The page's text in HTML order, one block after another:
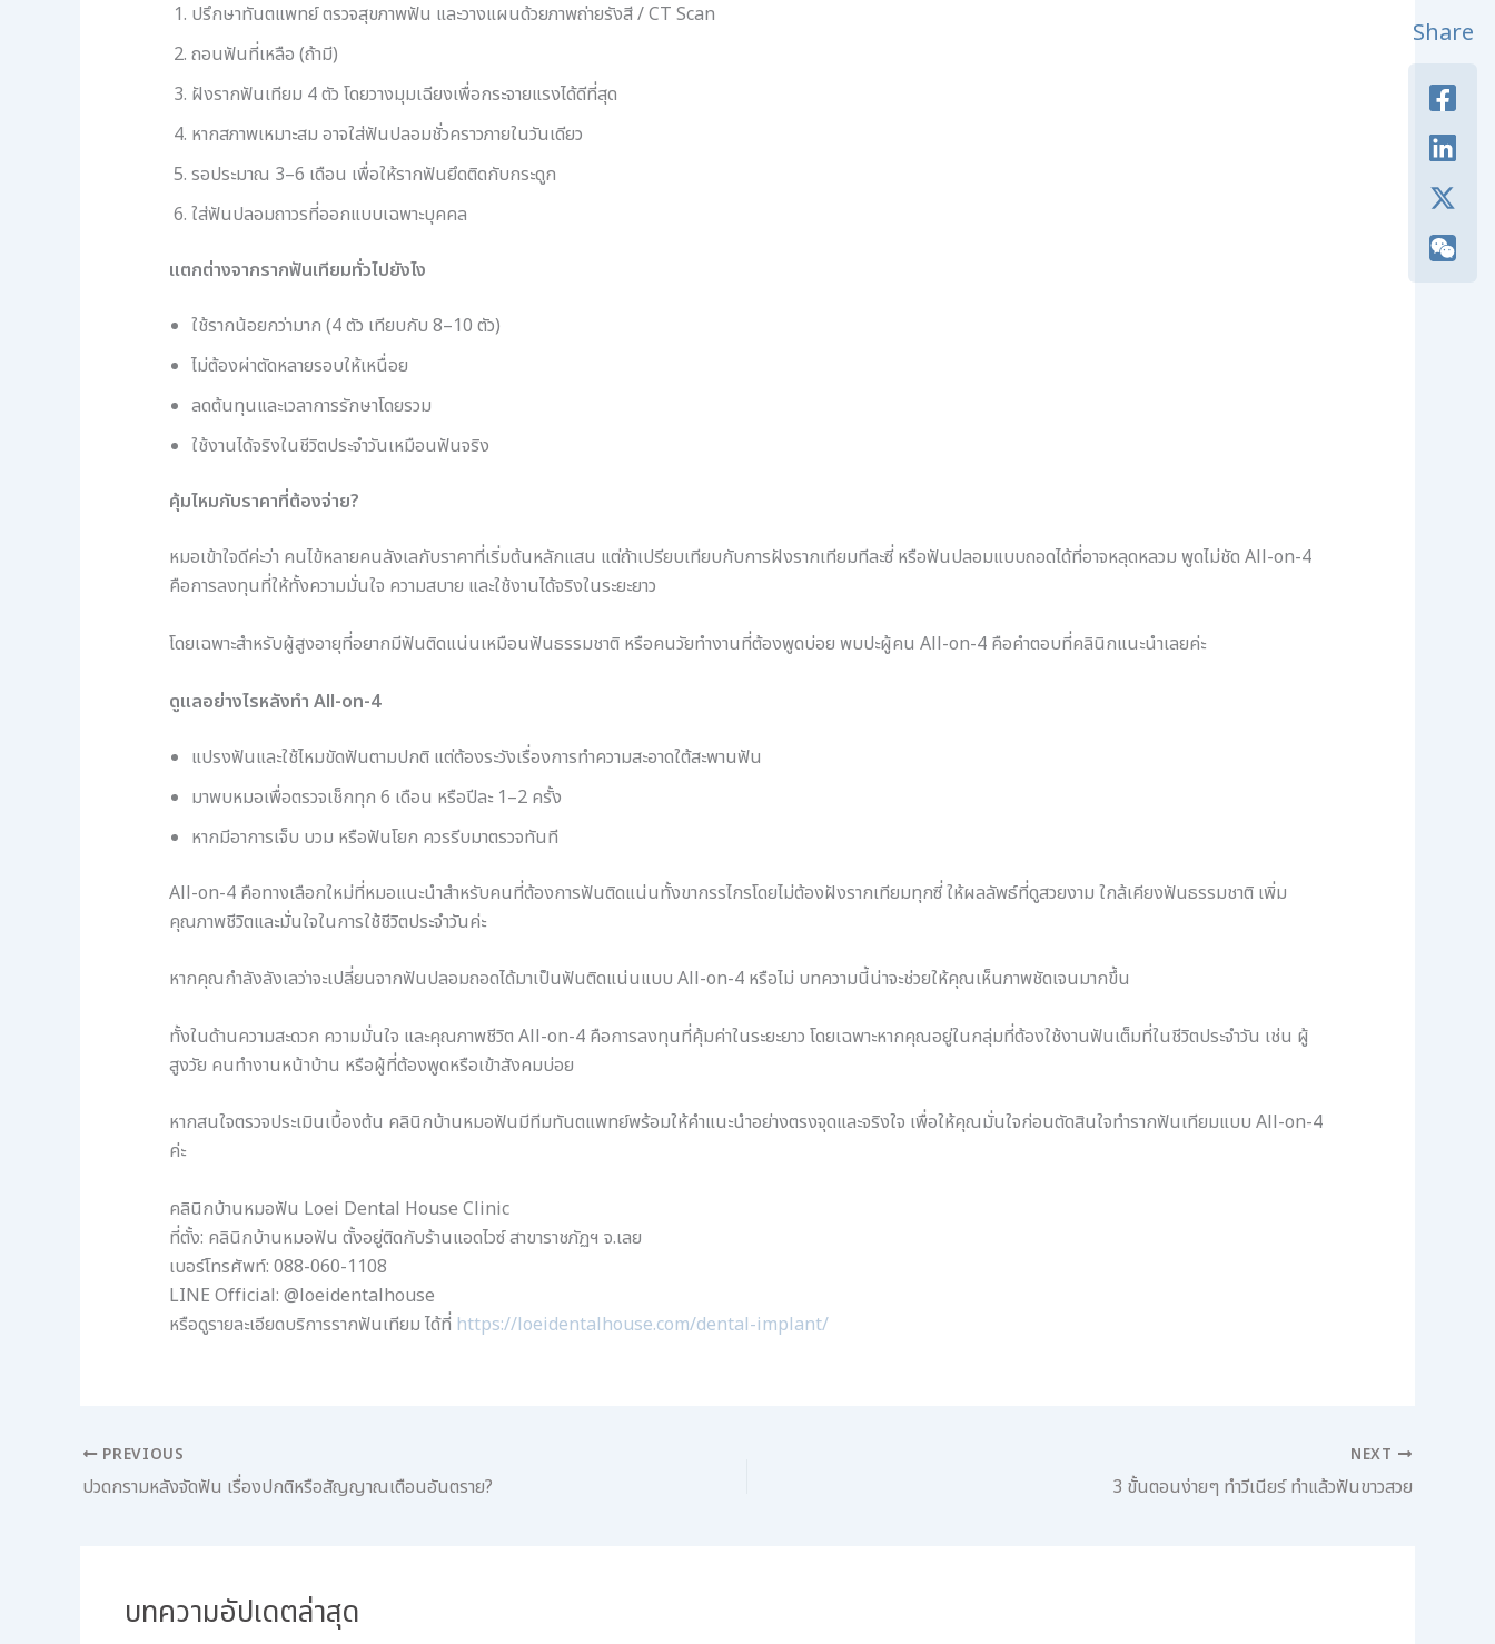
ปรึกษาทันตแพทย์ ตรวจสุขภาพฟัน และวางแผนด้วยภาพถ่ายรังสี / CT Scan
ถอนฟันที่เหลือ (ถ้ามี)
ฝังรากฟันเทียม 4 ตัว โดยวางมุมเฉียงเพื่อกระจายแรงได้ดีที่สุด
หากสภาพเหมาะสม อาจใส่ฟันปลอมชั่วคราวภายในวันเดียว
รอประมาณ 3–6 เดือน เพื่อให้รากฟันยึดติดกับกระดูก
ใส่ฟันปลอมถาวรที่ออกแบบเฉพาะบุคคล
แตกต่างจากรากฟันเทียมทั่วไปยังไง
ใช้รากน้อยกว่ามาก (4 ตัว เทียบกับ 8–10 ตัว)
ไม่ต้องผ่าตัดหลายรอบให้เหนื่อย
ลดต้นทุนและเวลาการรักษาโดยรวม
ใช้งานได้จริงในชีวิตประจำวันเหมือนฟันจริง
คุ้มไหมกับราคาที่ต้องจ่าย?
หมอเข้าใจดีค่ะว่า คนไข้หลายคนลังเลกับราคาที่เริ่มต้นหลักแสน แต่ถ้าเปรียบเทียบกับการฝังรากเทียมทีละซี่ หรือฟันปลอมแบบถอดได้ที่อาจหลุดหลวม พูดไม่ชัด All-on-4
คือการลงทุนที่ให้ทั้งความมั่นใจ ความสบาย และใช้งานได้จริงในระยะยาว
โดยเฉพาะสำหรับผู้สูงอายุที่อยากมีฟันติดแน่นเหมือนฟันธรรมชาติ หรือคนวัยทำงานที่ต้องพูดบ่อย พบปะผู้คน All-on-4 คือคำตอบที่คลินิกแนะนำเลยค่ะ
ดูแลอย่างไรหลังทำ All-on-4
แปรงฟันและใช้ไหมขัดฟันตามปกติ แต่ต้องระวังเรื่องการทำความสะอาดใต้สะพานฟัน
มาพบหมอเพื่อตรวจเช็กทุก 6 เดือน หรือปีละ 1–2 ครั้ง
หากมีอาการเจ็บ บวม หรือฟันโยก ควรรีบมาตรวจทันที
All-on-4 คือทางเลือกใหม่ที่หมอแนะนำสำหรับคนที่ต้องการฟันติดแน่นทั้งขากรรไกรโดยไม่ต้องฝังรากเทียมทุกซี่ ให้ผลลัพธ์ที่ดูสวยงาม ใกล้เคียงฟันธรรมชาติ เพิ่ม
คุณภาพชีวิตและมั่นใจในการใช้ชีวิตประจำวันค่ะ
หากคุณกำลังลังเลว่าจะเปลี่ยนจากฟันปลอมถอดได้มาเป็นฟันติดแน่นแบบ All-on-4 หรือไม่ บทความนี้น่าจะช่วยให้คุณเห็นภาพชัดเจนมากขึ้น
ทั้งในด้านความสะดวก ความมั่นใจ และคุณภาพชีวิต All-on-4 คือการลงทุนที่คุ้มค่าในระยะยาว โดยเฉพาะหากคุณอยู่ในกลุ่มที่ต้องใช้งานฟันเต็มที่ในชีวิตประจำวัน เช่น ผู้
สูงวัย คนทำงานหน้าบ้าน หรือผู้ที่ต้องพูดหรือเข้าสังคมบ่อย
หากสนใจตรวจประเมินเบื้องต้น คลินิกบ้านหมอฟันมีทีมทันตแพทย์พร้อมให้คำแนะนำอย่างตรงจุดและจริงใจ เพื่อให้คุณมั่นใจก่อนตัดสินใจทำรากฟันเทียมแบบ All-on-4
ค่ะ
คลินิกบ้านหมอฟัน Loei Dental House Clinic
ที่ตั้ง: คลินิกบ้านหมอฟัน ตั้งอยู่ติดกับร้านแอดไวซ์ สาขาราชภัฏฯ จ.เลย
เบอร์โทรศัพท์: 088-060-1108
LINE Official: @loeidentalhouse
หรือดูรายละเอียดบริการรากฟันเทียม ได้ที่ https://loeidentalhouse.com/dental-implant/
Share
PREVIOUS
ปวดกรามหลังจัดฟัน เรื่องปกติหรือสัญญาณเตือนอันตราย?
NEXT
3 ขั้นตอนง่ายๆ ทำวีเนียร์ ทำแล้วฟันขาวสวย
บทความอัปเดตล่าสุด